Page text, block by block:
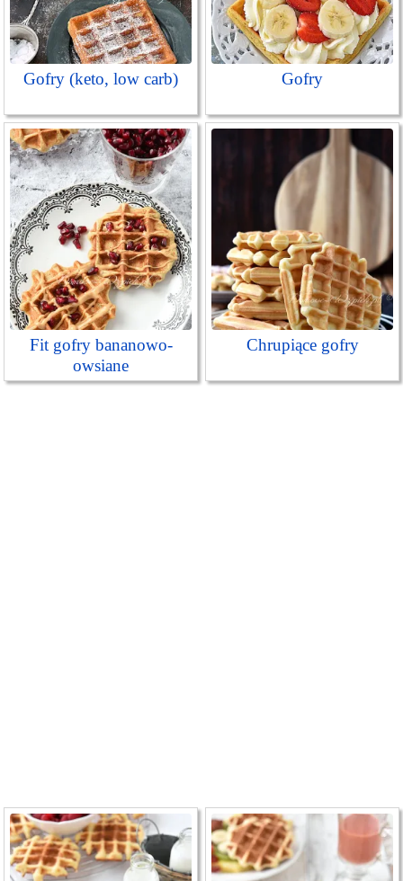
Gofry (keto, low carb) Gofry
Fit gofry bananowo-
owsiane
Chrupiące gofry